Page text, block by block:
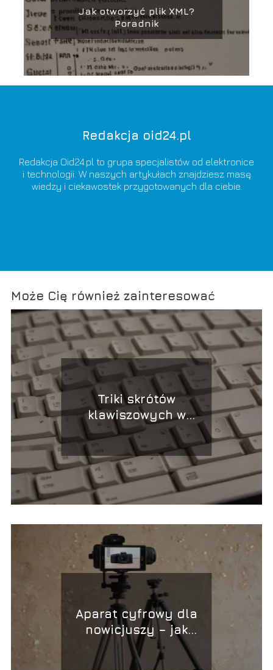
Jak otworzyć plik XML?
Poradnik
Redakcja oid24.pl
Redakcja Oid24.pl to grupa specjalistów od elektronice
i technologii. W naszych artykułach znajdziesz masę
wiedzy i ciekawostek przygotowanych dla ciebie.
Może Cię również zainteresować
Triki skrótów
klawiszowych w
Windows
Aparat cyfrowy dla
nowicjuszy – jak
rozpocząć?